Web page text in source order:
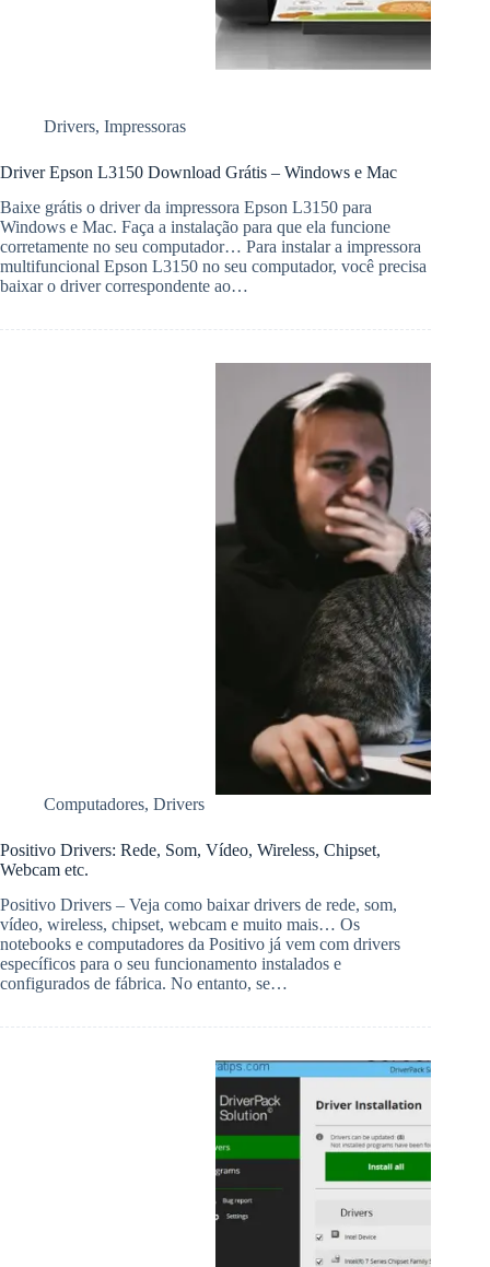
Drivers, Impressoras
Driver Epson L3150 Download Grátis – Windows e Mac
Baixe grátis o driver da impressora Epson L3150 para
Windows e Mac. Faça a instalação para que ela funcione
corretamente no seu computador… Para instalar a impressora
multifuncional Epson L3150 no seu computador, você precisa
baixar o driver correspondente ao…
Computadores, Drivers
Positivo Drivers: Rede, Som, Vídeo, Wireless, Chipset,
Webcam etc.
Positivo Drivers – Veja como baixar drivers de rede, som,
vídeo, wireless, chipset, webcam e muito mais… Os
notebooks e computadores da Positivo já vem com drivers
específicos para o seu funcionamento instalados e
configurados de fábrica. No entanto, se…